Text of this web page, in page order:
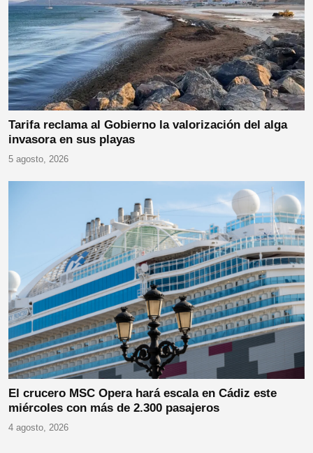
Tarifa reclama al Gobierno la valorización del alga
invasora en sus playas
5 agosto, 2026
El crucero MSC Opera hará escala en Cádiz este
miércoles con más de 2.300 pasajeros
4 agosto, 2026